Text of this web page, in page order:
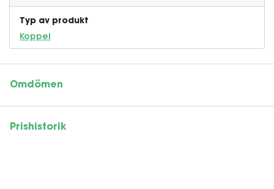
Typ av produkt
Koppel
Omdömen
Prishistorik